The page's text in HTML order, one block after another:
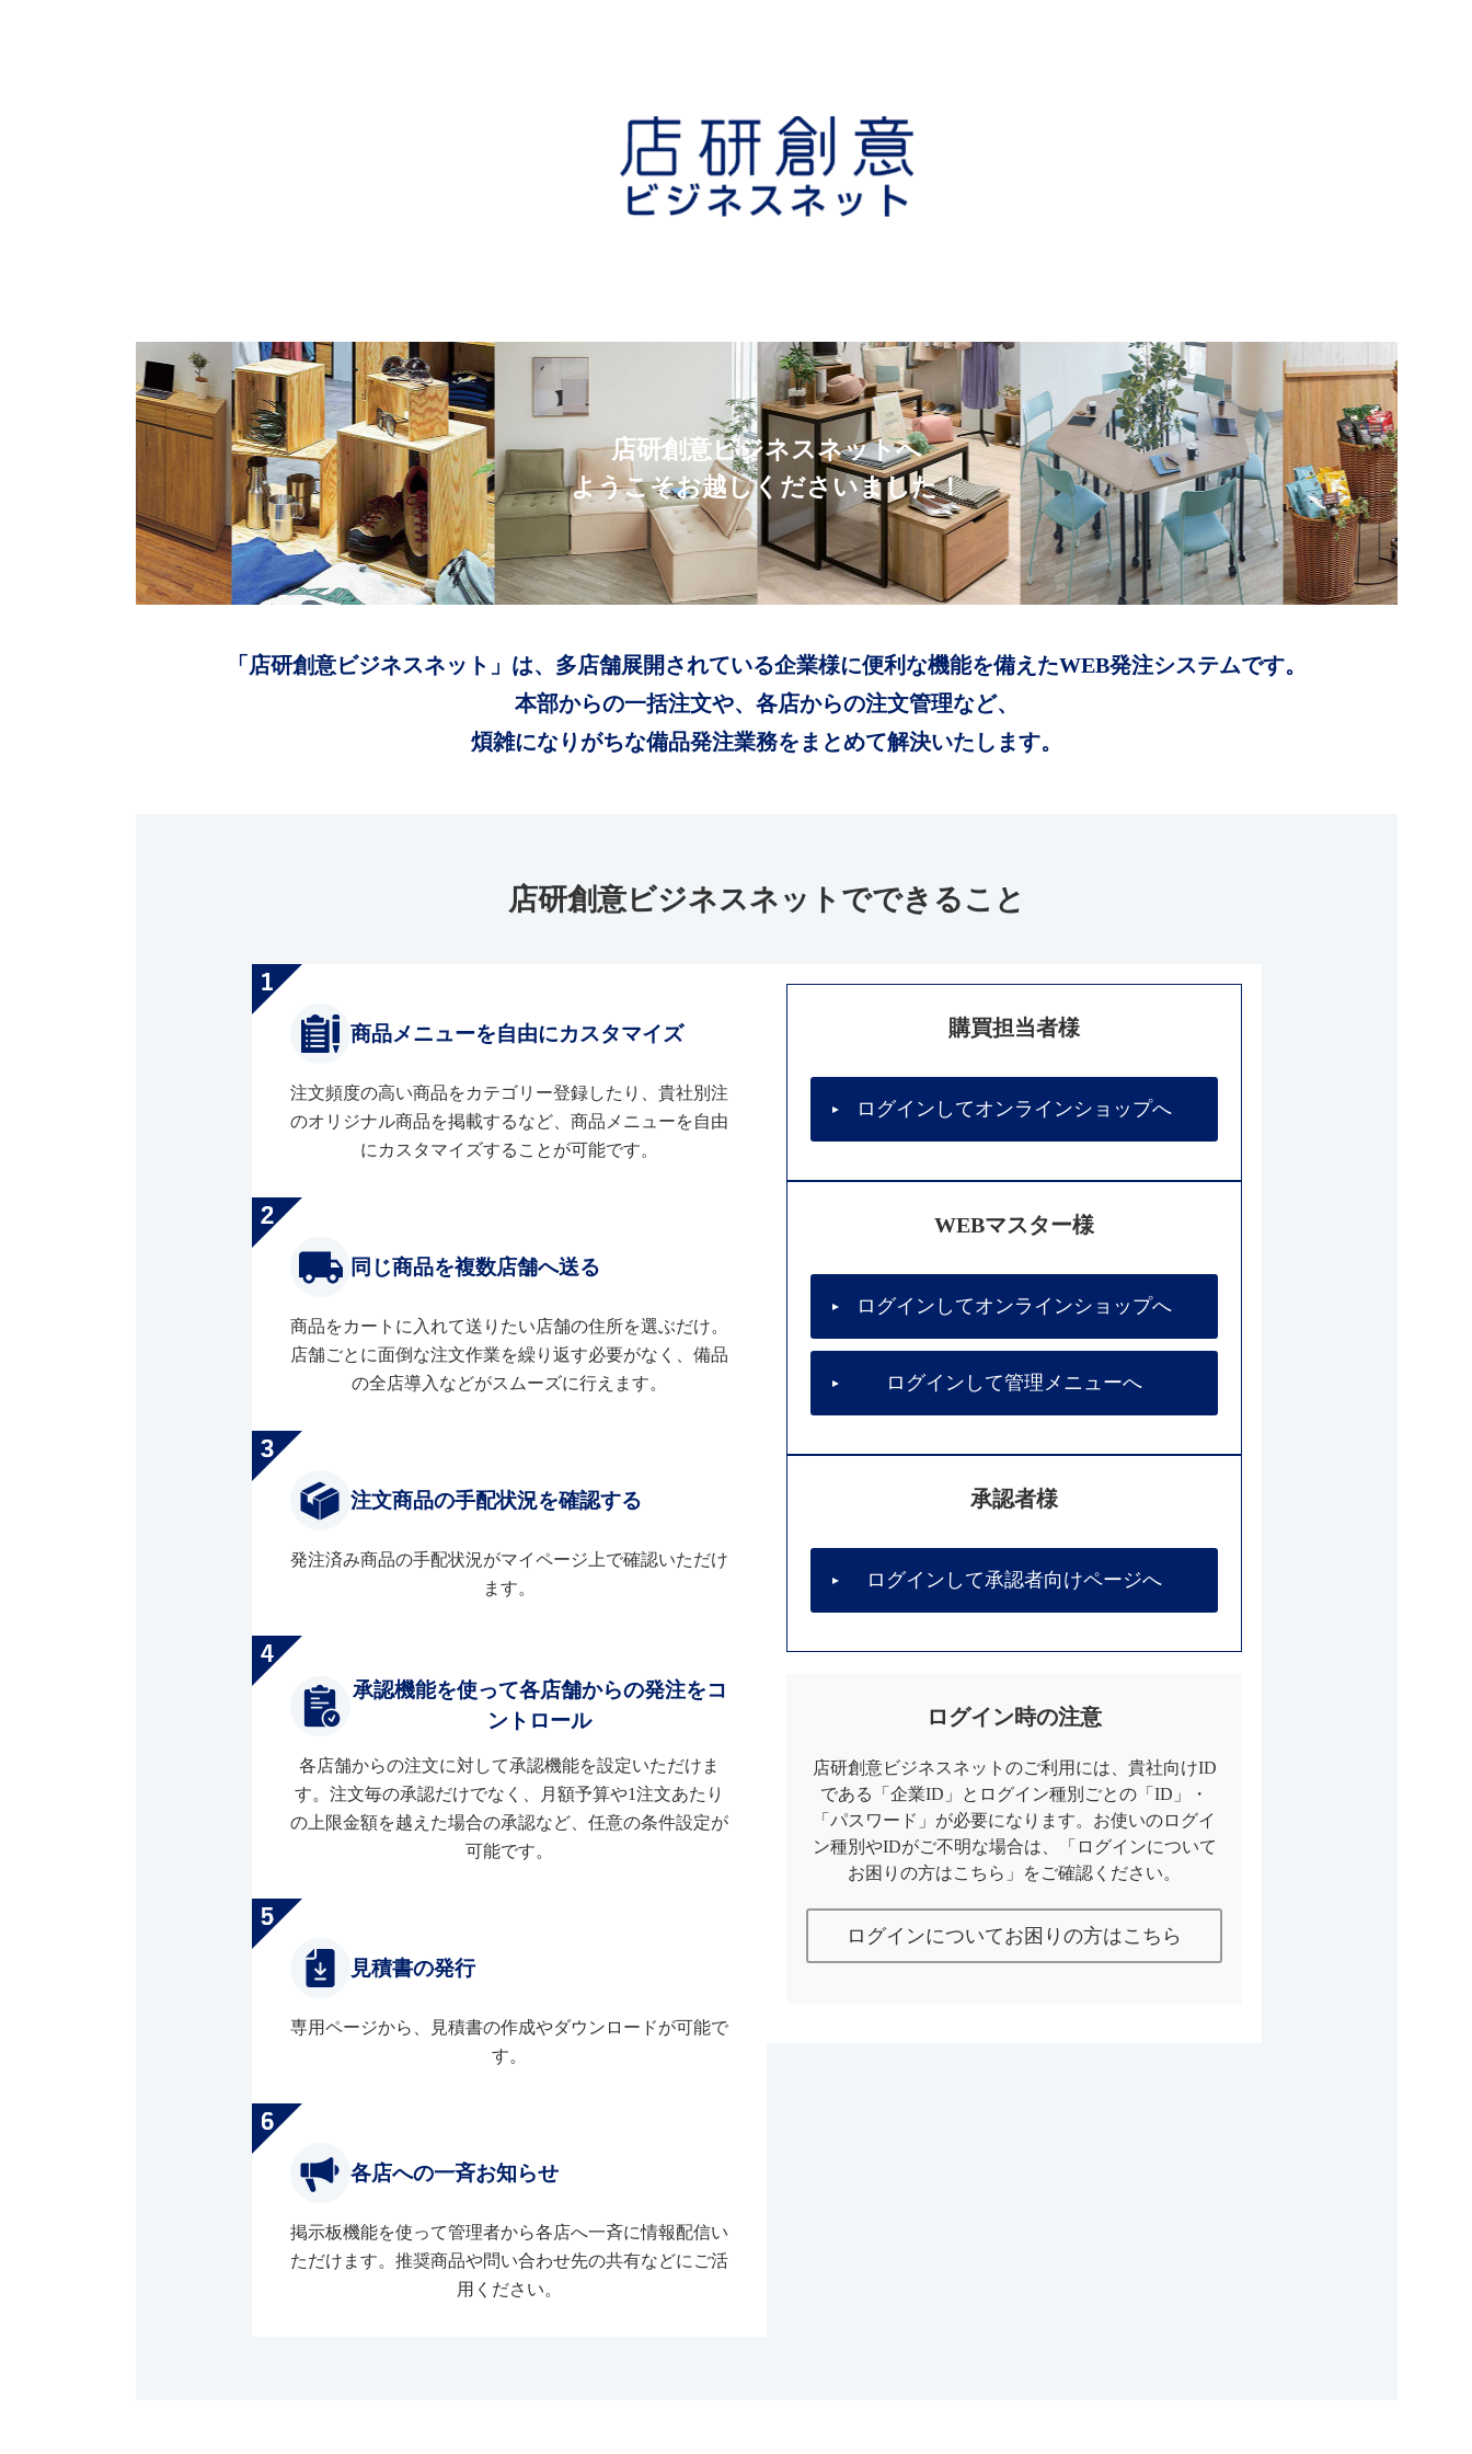
店研創意ビジネスネットへ
ようこそお越しくださいました！
「店研創意ビジネスネット」は、多店舗展開されている企業様に便利な機能を備えたWEB発注システムです。
本部からの一括注文や、各店からの注文管理など、
煩雑になりがちな備品発注業務をまとめて解決いたします。
店研創意ビジネスネットでできること
商品メニューを自由にカスタマイズ
注文頻度の高い商品をカテゴリー登録したり、貴社別注
のオリジナル商品を掲載するなど、商品メニューを自由
にカスタマイズすることが可能です。
同じ商品を複数店舗へ送る
商品をカートに入れて送りたい店舗の住所を選ぶだけ。
店舗ごとに面倒な注文作業を繰り返す必要がなく、備品
の全店導入などがスムーズに行えます。
注文商品の手配状況を確認する
発注済み商品の手配状況がマイページ上で確認いただけ
ます。
承認機能を使って各店舗からの発注をコ
ントロール
各店舗からの注文に対して承認機能を設定いただけま
す。注文毎の承認だけでなく、月額予算や1注文あたり
の上限金額を越えた場合の承認など、任意の条件設定が
可能です。
見積書の発行
専用ページから、見積書の作成やダウンロードが可能で
す。
各店への一斉お知らせ
掲示板機能を使って管理者から各店へ一斉に情報配信い
ただけます。推奨商品や問い合わせ先の共有などにご活
用ください。
購買担当者様
ログインしてオンラインショップへ
WEBマスター様
ログインしてオンラインショップへ
ログインして管理メニューへ
承認者様
ログインして承認者向けページへ
ログイン時の注意
店研創意ビジネスネットのご利用には、貴社向けID
である「企業ID」とログイン種別ごとの「ID」・
「パスワード」が必要になります。お使いのログイ
ン種別やIDがご不明な場合は、「ログインについて
お困りの方はこちら」をご確認ください。
ログインについてお困りの方はこちら